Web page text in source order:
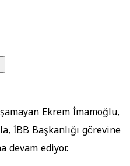
Ekrem İmamoğlu,
İBB Başkanlığı görevine
devam ediyor.